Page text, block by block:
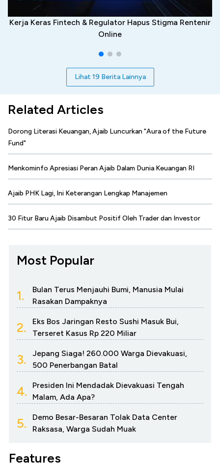
Kerja Keras Fintech & Regulator Hapus Stigma Rentenir
Online
Lihat 19 Berita Lainnya
Related Articles
Dorong Literasi Keuangan, Ajaib Luncurkan "Aura of the Future
Fund"
Menkominfo Apresiasi Peran Ajaib Dalam Dunia Keuangan RI
Ajaib PHK Lagi, Ini Keterangan Lengkap Manajemen
30 Fitur Baru Ajaib Disambut Positif Oleh Trader dan Investor
Most Popular
1.
Bulan Terus Menjauhi Bumi, Manusia Mulai
Rasakan Dampaknya
2.
Eks Bos Jaringan Resto Sushi Masuk Bui,
Terseret Kasus Rp 220 Miliar
3.
Jepang Siaga! 260.000 Warga Dievakuasi,
500 Penerbangan Batal
4.
Presiden Ini Mendadak Dievakuasi Tengah
Malam, Ada Apa?
5.
Demo Besar-Besaran Tolak Data Center
Raksasa, Warga Sudah Muak
Features